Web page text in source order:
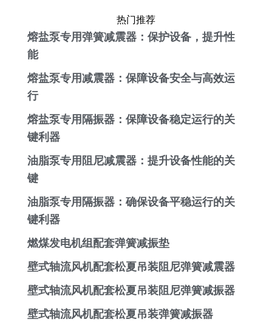
热门推荐
熔盐泵专用弹簧减震器：保护设备，提升性
能
熔盐泵专用减震器：保障设备安全与高效运
行
熔盐泵专用隔振器：保障设备稳定运行的关
键利器
油脂泵专用阻尼减震器：提升设备性能的关
键
油脂泵专用隔振器：确保设备平稳运行的关
键利器
燃煤发电机组配套弹簧减振垫
壁式轴流风机配套松夏吊装阻尼弹簧减震器
壁式轴流风机配套松夏吊装阻尼弹簧减振器
壁式轴流风机配套松夏吊装弹簧减振器